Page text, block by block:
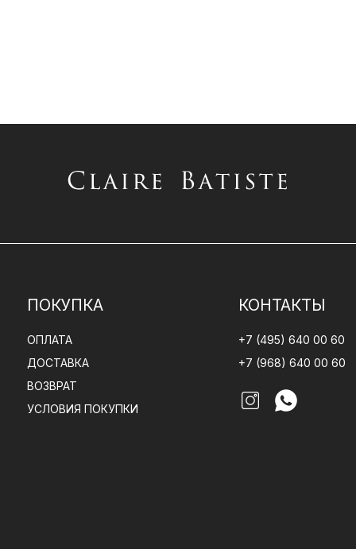
ПОКУПКА
ОПЛАТА
ДОСТАВКА
ВОЗВРАТ
УСЛОВИЯ ПОКУПКИ
КОНТАКТЫ
+7 (495) 640 00 60
+7 (968) 640 00 60